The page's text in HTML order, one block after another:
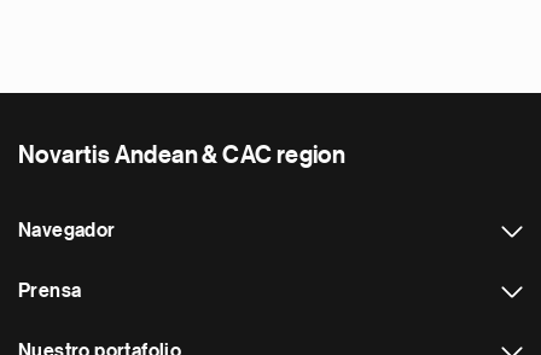
Novartis Andean & CAC region
Navegador
Prensa